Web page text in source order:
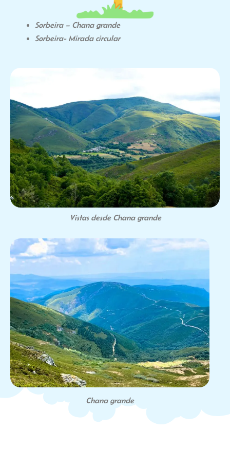
Sorbeira – Chana grande
Sorbeira- Mirada circular
Vistas desde Chana grande
Chana grande